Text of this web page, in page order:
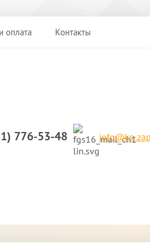
оплата Контакты
776-53-48 info@ks-